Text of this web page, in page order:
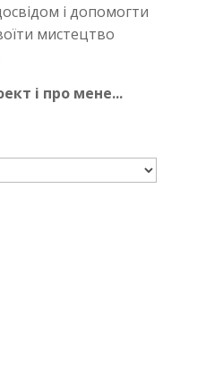
і допомогти
мистецтво
і про мене...